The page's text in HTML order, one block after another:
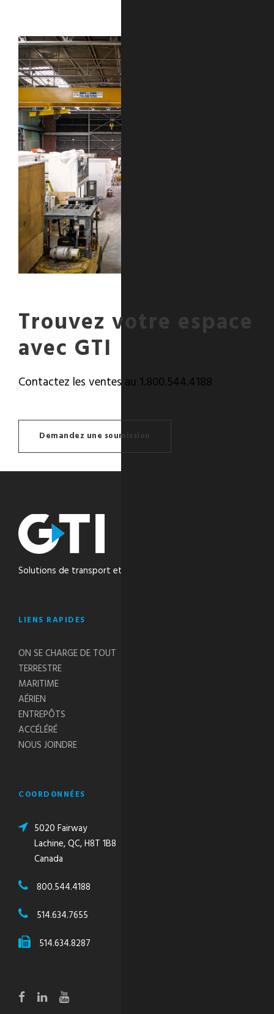
Trouvez votre espace
avec GTI
Contactez les ventes au 1.800.544.4188
Demandez une soumission
Solutions de transport et de logistique intégrées
LIENS RAPIDES
ON SE CHARGE DE TOUT
TERRESTRE
MARITIME
AÉRIEN
ENTREPÔTS
ACCÉLÉRÉ
NOUS JOINDRE
COORDONNÉES
5020 Fairway
Lachine, QC, H8T 1B8
Canada
800.544.4188
514.634.7655
514.634.8287